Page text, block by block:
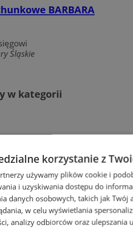
BARBARA
Śląskie
w kategorii
korzystanie z
używamy plików cookie i
i uzyskiwania dostępu do
danych osobowych, takich jak
w celu wyświetlania
analizy odbiorców oraz ulepszania